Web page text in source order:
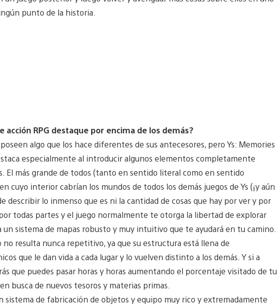
punto de la historia.
acción RPG destaque por encima de los demás?
algo que los hace diferentes de sus antecesores, pero Ys: Memories
especialmente al introducir algunos elementos completamente
El más grande de todos (tanto en sentido literal como en sentido
cuyo interior cabrían los mundos de todos los demás juegos de Ys (¡y aún
describir lo inmenso que es ni la cantidad de cosas que hay por ver y por
todas partes y el juego normalmente te otorga la libertad de explorar
un sistema de mapas robusto y muy intuitivo que te ayudará en tu camino.
resulta nunca repetitivo, ya que su estructura está llena de
que le dan vida a cada lugar y lo vuelven distinto a los demás. Y si a
que puedes pasar horas y horas aumentando el porcentaje visitado de tu
busca de nuevos tesoros y materias primas.
sistema de fabricación de objetos y equipo muy rico y extremadamente